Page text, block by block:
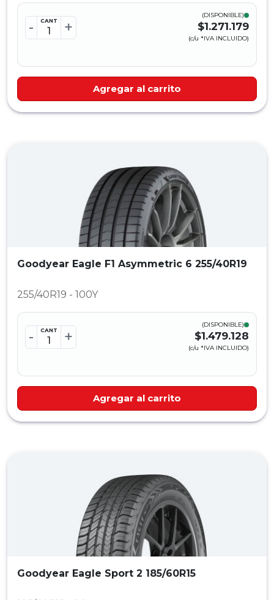
- CANT +
(DISPONIBLE)
$1.271.179
(c/u *IVA INCLUIDO)
Agregar al carrito
Goodyear Eagle F1 Asymmetric 6 255/40R19
255/40R19 - 100Y
- CANT +
(DISPONIBLE)
$1.479.128
(c/u *IVA INCLUIDO)
Agregar al carrito
Goodyear Eagle Sport 2 185/60R15